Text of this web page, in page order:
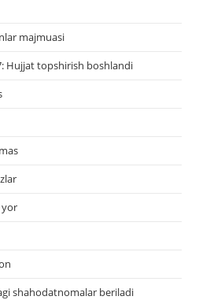
majmuasi
Hujjat topshirish boshlandi
yor
shahodatnomalar beriladi